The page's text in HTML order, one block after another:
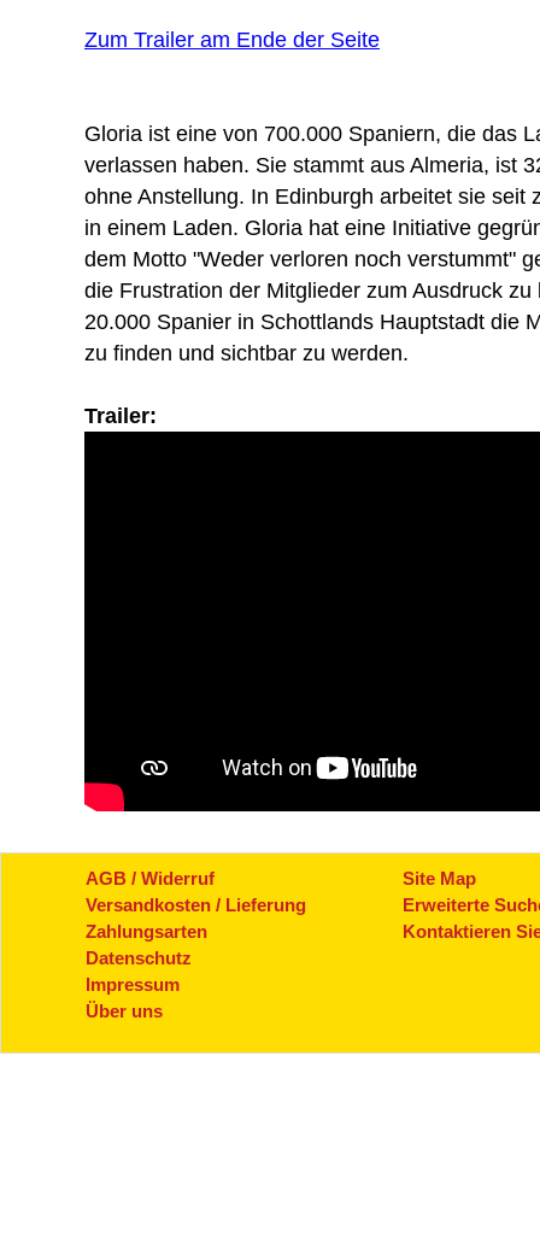
Zum Trailer am Ende der Seite
Gloria ist eine von 700.000 Spaniern, die das
verlassen haben. Sie stammt aus Almeria, ist
ohne Anstellung. In Edinburgh arbeitet sie seit
in einem Laden. Gloria hat eine Initiative
dem Motto "Weder verloren noch verstummt"
die Frustration der Mitglieder zum Ausdruck
20.000 Spanier in Schottlands Hauptstadt die
zu finden und sichtbar zu werden.
Trailer:
AGB / Widerruf
Versandkosten / Lieferung
Zahlungsarten
Datenschutz
Impressum
Über uns
Site Map
Erweiterte
Kontaktieren